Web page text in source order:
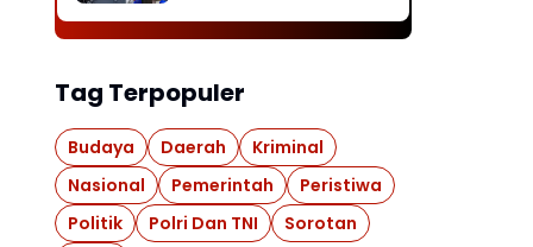
Lapor Jika Temukan
Pelanggaran"
Tag Terpopuler
Budaya Daerah
Kriminal
Nasional
Pemerintah
Peristiwa
Politik
Polri Dan TNI
Sorotan